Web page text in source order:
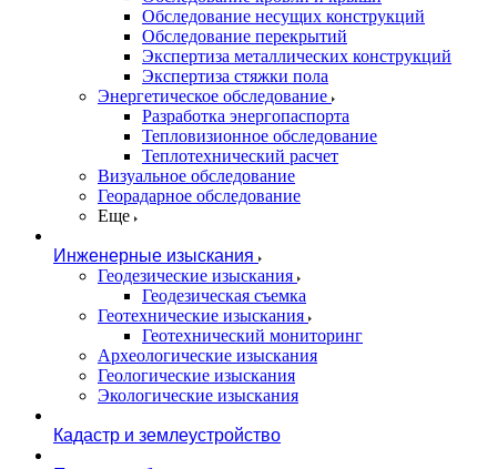
Обследование несущих конструкций
Обследование перекрытий
Экспертиза металлических конструкций
Экспертиза стяжки пола
Энергетическое обследование
Разработка энергопаспорта
Тепловизионное обследование
Теплотехнический расчет
Визуальное обследование
Георадарное обследование
Еще
Инженерные изыскания
Геодезические изыскания
Геодезическая съемка
Геотехнические изыскания
Геотехнический мониторинг
Археологические изыскания
Геологические изыскания
Экологические изыскания
Кадастр и землеустройство